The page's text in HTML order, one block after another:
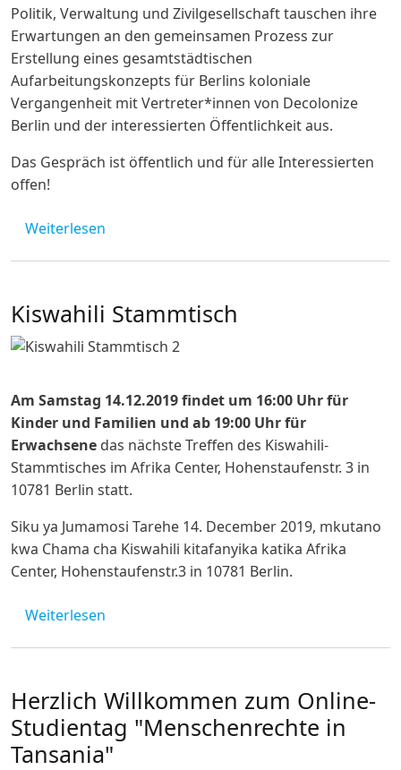
Politik, Verwaltung und Zivilgesellschaft tauschen ihre
Erwartungen an den gemeinsamen Prozess zur
Erstellung eines gesamtstädtischen
Aufarbeitungskonzepts für Berlins koloniale
Vergangenheit mit Vertreter*innen von Decolonize
Berlin und der interessierten Öffentlichkeit aus.
Das Gespräch ist öffentlich und für alle Interessierten
offen!
Weiterlesen
Kiswahili Stammtisch
Am Samstag 14.12.2019 findet um 16:00 Uhr für
Kinder und Familien und ab 19:00 Uhr für
Erwachsene das nächste Treffen des Kiswahili-
Stammtisches im Afrika Center, Hohenstaufenstr. 3 in
10781 Berlin statt.
Siku ya Jumamosi Tarehe 14. December 2019, mkutano
kwa Chama cha Kiswahili kitafanyika katika Afrika
Center, Hohenstaufenstr.3 in 10781 Berlin.
Weiterlesen
Herzlich Willkommen zum Online-
Studientag "Menschenrechte in
Tansania"